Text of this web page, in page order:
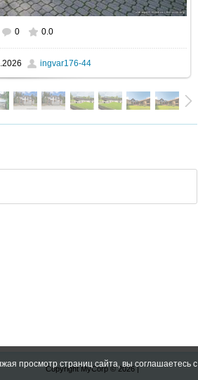
1600x1067
0 0.0
ingvar176-44
Copyright MyCorp © 2026|
просмотр страниц сайта, вы соглашаетесь с